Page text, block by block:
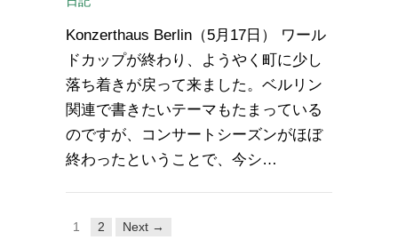
Konzerthaus Berlin（5月17日） ワール
ドカップが終わり、ようやく町に少し
落ち着きが戻って来ました。ベルリン
関連で書きたいテーマもたまっている
のですが、コンサートシーズンがほぼ
終わったということで、今シ…
1 2 Next →